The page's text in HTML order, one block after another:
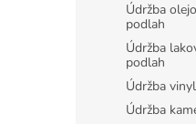
Údržba
podlah
Údržba
podlah
Údržba
Údržba